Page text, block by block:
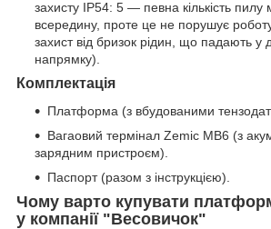
захисту IP54: 5 — певна кількість
всередину, проте це не порушує
захист від бризок рідин, що падають у
напрямку).
Комплектація
Платформа (з вбудованими
Вагаовий термінал Zemic MB6 (з
зарядним пристроєм).
Паспорт (разом з інструкцією).
Чому варто купувати
у компанії "Весовичок"